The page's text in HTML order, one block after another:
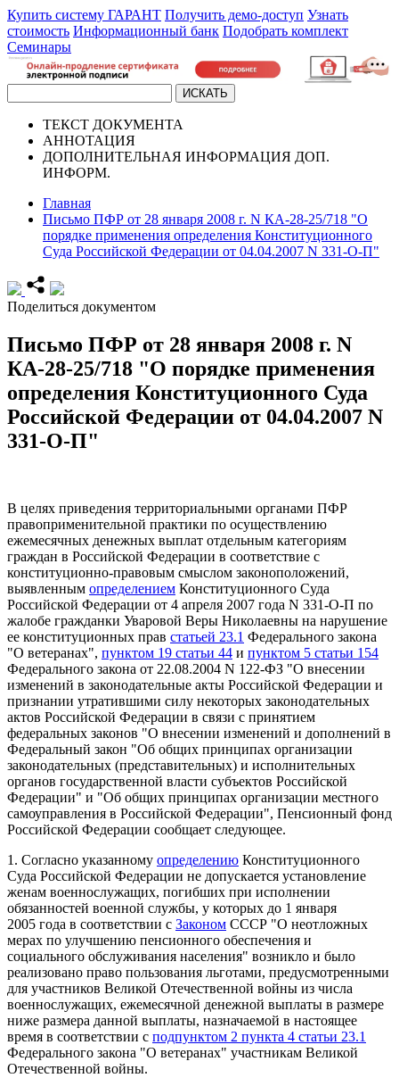
Купить систему ГАРАНТ Получить демо-доступ Узнать
стоимость Информационный банк Подобрать комплект
Семинары
ТЕКСТ ДОКУМЕНТА
АННОТАЦИЯ
ДОПОЛНИТЕЛЬНАЯ ИНФОРМАЦИЯ ДОП.
ИНФОРМ.
Главная
Письмо ПФР от 28 января 2008 г. N КА-28-25/718 "О
порядке применения определения Конституционного
Суда Российской Федерации от 04.04.2007 N 331-О-П"
Поделиться документом
Письмо ПФР от 28 января 2008 г. N
КА-28-25/718 "О порядке применения
определения Конституционного Суда
Российской Федерации от 04.04.2007 N
331-О-П"
В целях приведения территориальными органами ПФР
правоприменительной практики по осуществлению
ежемесячных денежных выплат отдельным категориям
граждан в Российской Федерации в соответствие с
конституционно-правовым смыслом законоположений,
выявленным определением Конституционного Суда
Российской Федерации от 4 апреля 2007 года N 331-О-П по
жалобе гражданки Уваровой Веры Николаевны на нарушение
ее конституционных прав статьей 23.1 Федерального закона
"О ветеранах", пунктом 19 статьи 44 и пунктом 5 статьи 154
Федерального закона от 22.08.2004 N 122-ФЗ "О внесении
изменений в законодательные акты Российской Федерации и
признании утратившими силу некоторых законодательных
актов Российской Федерации в связи с принятием
федеральных законов "О внесении изменений и дополнений в
Федеральный закон "Об общих принципах организации
законодательных (представительных) и исполнительных
органов государственной власти субъектов Российской
Федерации" и "Об общих принципах организации местного
самоуправления в Российской Федерации", Пенсионный фонд
Российской Федерации сообщает следующее.
1. Согласно указанному определению Конституционного
Суда Российской Федерации не допускается установление
женам военнослужащих, погибших при исполнении
обязанностей военной службы, у которых до 1 января
2005 года в соответствии с Законом СССР "О неотложных
мерах по улучшению пенсионного обеспечения и
социального обслуживания населения" возникло и было
реализовано право пользования льготами, предусмотренными
для участников Великой Отечественной войны из числа
военнослужащих, ежемесячной денежной выплаты в размере
ниже размера данной выплаты, назначаемой в настоящее
время в соответствии с подпунктом 2 пункта 4 статьи 23.1
Федерального закона "О ветеранах" участникам Великой
Отечественной войны.